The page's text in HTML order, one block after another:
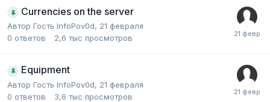
Currencies on the server
Автор Гость InfoPov0d, 21 февраля
0 ответов 2,6 тыс просмотров
Еquipment
Автор Гость InfoPov0d, 21 февраля
0 ответов 3,6 тыс просмотров